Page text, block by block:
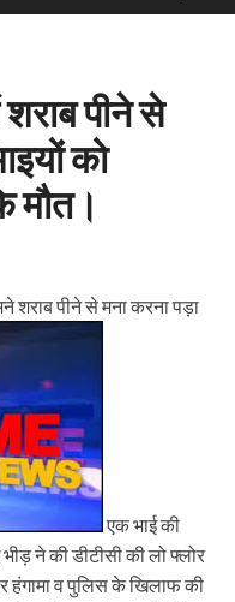
पीने से
को
मौत।
शराब पीने से मना करना पड़ा
एक भाई की
ने की डीटीसी की लो फ्लोर
व पुलिस के खिलाफ की